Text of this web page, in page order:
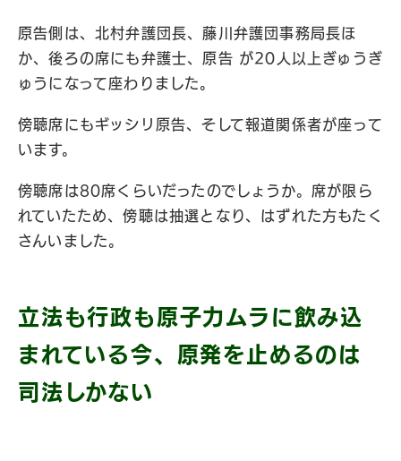
原告側は、北村弁護団長、藤川弁護団事務局長ほ
か、後ろの席にも弁護士、原告 が20人以上ぎゅうぎ
ゅうになって座わりました。
傍聴席にもギッシリ原告、そして報道関係者が座って
います。
傍聴席は80席くらいだったのでしょうか。席が限ら
れていたため、傍聴は抽選となり、はずれた方もたく
さんいました。
立法も行政も原子力ムラに飲み込
まれている今、原発を止めるのは
司法しかない